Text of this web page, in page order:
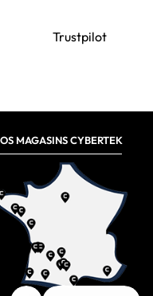
Trustpilot
MAGASINS CYBERTEK